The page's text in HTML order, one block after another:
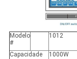
Modelo
#
1012
Capacidade 1000W